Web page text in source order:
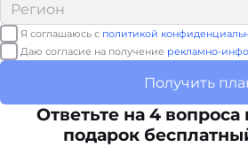
Я соглашаюсь с политикой
Даю согласие на получение рекламно-
Получить
Ответьте на 4 вопроса
подарок